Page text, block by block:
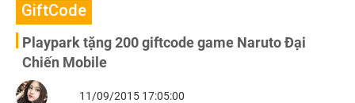
GiftCode
Playpark tặng 200 giftcode game Naruto Đại
Chiến Mobile
11/09/2015 17:05:00